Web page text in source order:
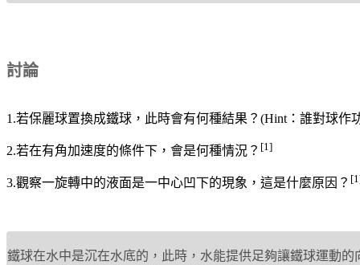
討論
1.若保麗球置換成鐵球，此時會有何種結果？(Hint：誰對球作
2.若在有角加速度的條件下，會是何種情況？ [1]
3.觀察一旋轉中的液面是一中心凹下的現象，這是什麼原因？
鐵球在水中是沉在水底的，此時，水能提供足夠讓鐵球運動